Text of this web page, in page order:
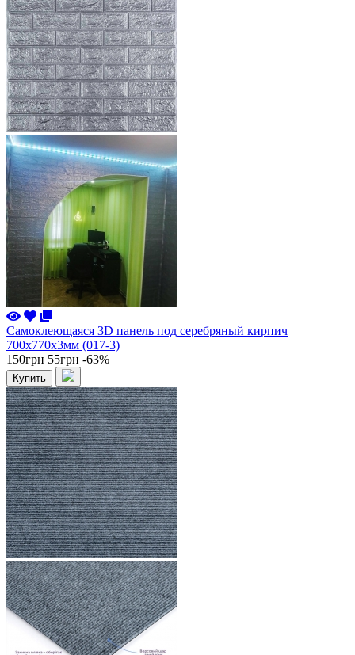
Самоклеющаяся 3D панель под серебряный кирпич
700x770x3мм (017-3)
150грн 55грн -63%
Купить